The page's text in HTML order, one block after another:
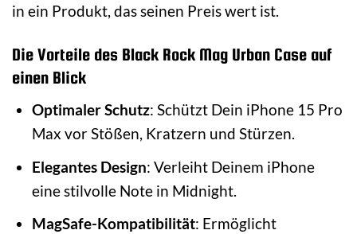
in ein Produkt, das seinen Preis wert ist.
Die Vorteile des Black Rock Mag Urban Case auf
einen Blick
Optimaler Schutz: Schützt Dein iPhone 15 Pro
Max vor Stößen, Kratzern und Stürzen.
Elegantes Design: Verleiht Deinem iPhone
eine stilvolle Note in Midnight.
MagSafe-Kompatibilität: Ermöglicht